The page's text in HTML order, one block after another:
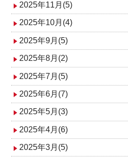
2025年11月(5)
2025年10月(4)
2025年9月(5)
2025年8月(2)
2025年7月(5)
2025年6月(7)
2025年5月(3)
2025年4月(6)
2025年3月(5)